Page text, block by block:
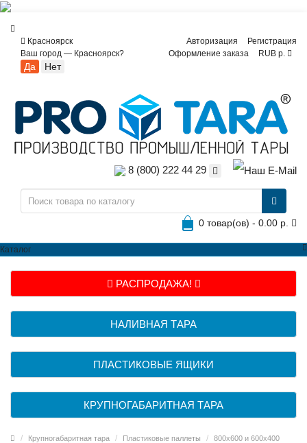
Красноярск
Ваш город — Красноярск?
Авторизация
Регистрация
Оформление заказа
RUB р.
8 (800) 222 44 29
0 товар(ов) - 0.00 р.
Каталог
РАСПРОДАЖА!
НАЛИВНАЯ ТАРА
ПЛАСТИКОВЫЕ ЯЩИКИ
КРУПНОГАБАРИТНАЯ ТАРА
Крупногабаритная тара Пластиковые паллеты 800х600 и 600х400